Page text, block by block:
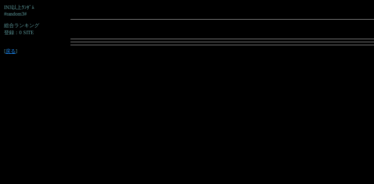
IN3以上ﾗﾝﾀﾞﾑ
#random3#
総合ランキング
登録：0 SITE
[戻る]